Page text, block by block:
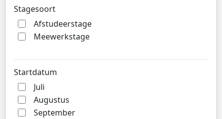
Stagesoort
Afstudeerstage
Meewerkstage
Startdatum
Juli
Augustus
September